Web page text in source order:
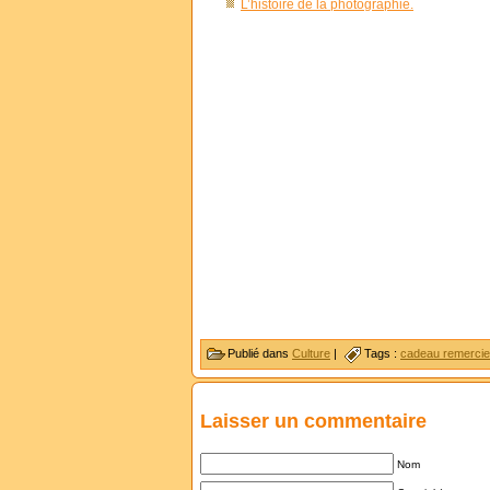
L’histoire de la photographie.
Publié dans Culture Tags : cadeau
Laisser un commentaire
Nom